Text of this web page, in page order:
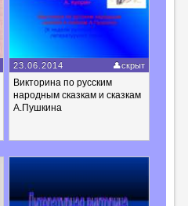
23.06.2014 скрыт
Викторина по русским
народным сказкам и сказкам
А.Пушкина